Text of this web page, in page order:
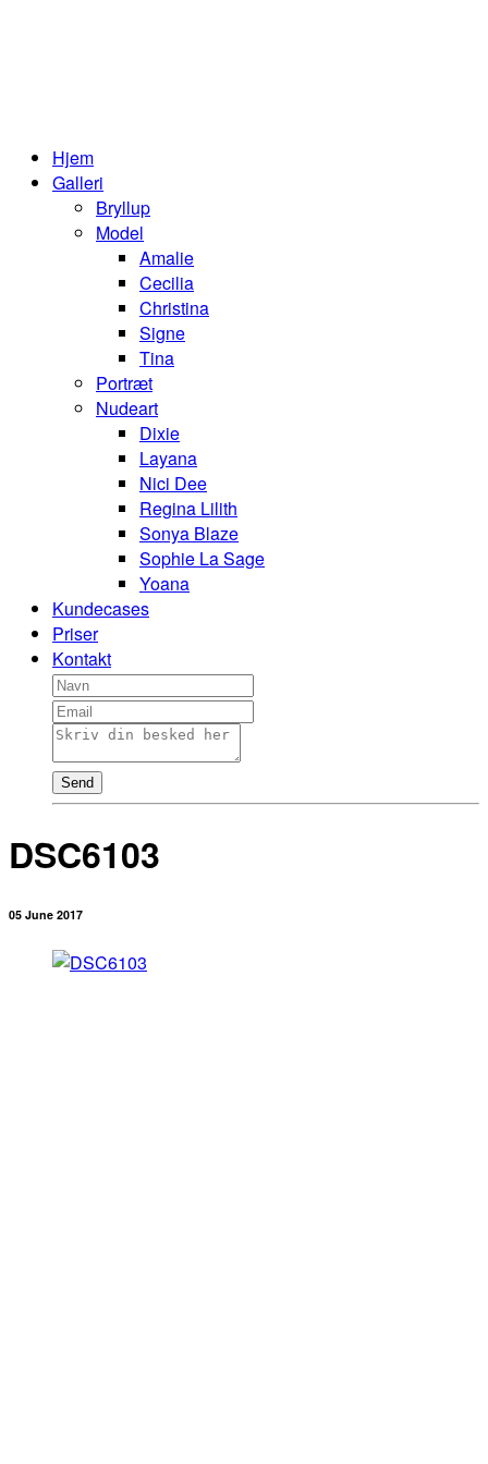
Hjem
Galleri
Bryllup
Model
Amalie
Cecilia
Christina
Signe
Tina
Portræt
Nudeart
Dixie
Layana
Nici Dee
Regina Lilith
Sonya Blaze
Sophie La Sage
Yoana
Kundecases
Priser
Kontakt
Send
DSC6103
05 June 2017